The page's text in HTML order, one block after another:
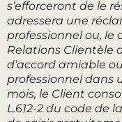
s’efforceront de le
adressera une
professionnel ou, le
Relations Clientèle
d’accord amiable
professionnel dans
mois, le Client
L.612-2 du code de